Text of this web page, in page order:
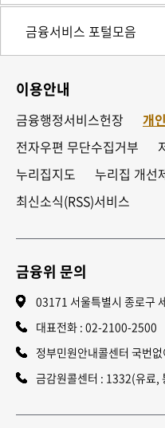
이용안내
금융행정서비스헌장
개
전자우편 무단수집거부
누리집지도
누리집 개선
최신소식(RSS)서비스
금융위 문의
03171 서울특별시 종로구
대표전화 : 02-2100-2500
정부민원안내콜센터 국번
금감원콜센터 : 1332(유료,